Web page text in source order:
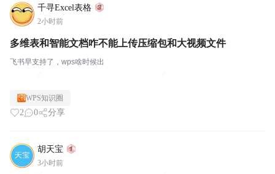
千寻Excel表格
2小时前
多维表和智能文档咋不能上传压缩包和大视频文件
飞书早支持了，wps啥时候出
WPS知识圈
2 0 分享
胡天宝
3小时前